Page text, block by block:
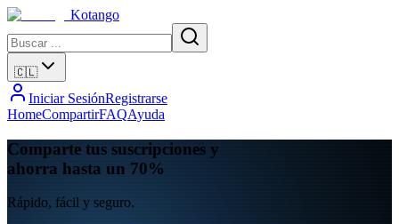
Kotango
🇨🇱
Iniciar SesiónRegistrarse
HomeCompartirFAQAyuda
Comparte tus suscripciones y
ahorra hasta un 70%
Rápido, fácil y seguro.